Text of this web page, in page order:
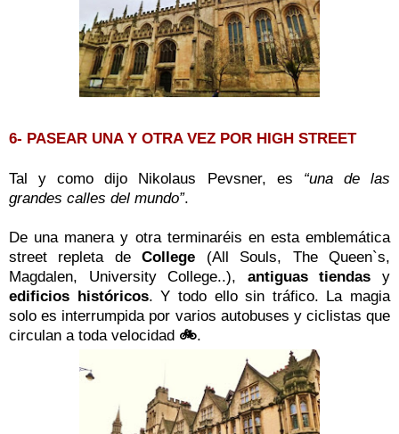
6- PASEAR UNA Y OTRA VEZ POR HIGH STREET
Tal y como dijo Nikolaus Pevsner, es “una de las
grandes calles del mundo”.
De una manera y otra terminaréis en esta emblemática
street repleta deCollege (All Souls, The Queen`s,
Magdalen, University College..), antiguas tiendas y
edificios históricos. Y todo ello sin tráfico. La magia
solo es interrumpida por varios autobuses y ciclistas que
circulan a toda velocidad 🚲.